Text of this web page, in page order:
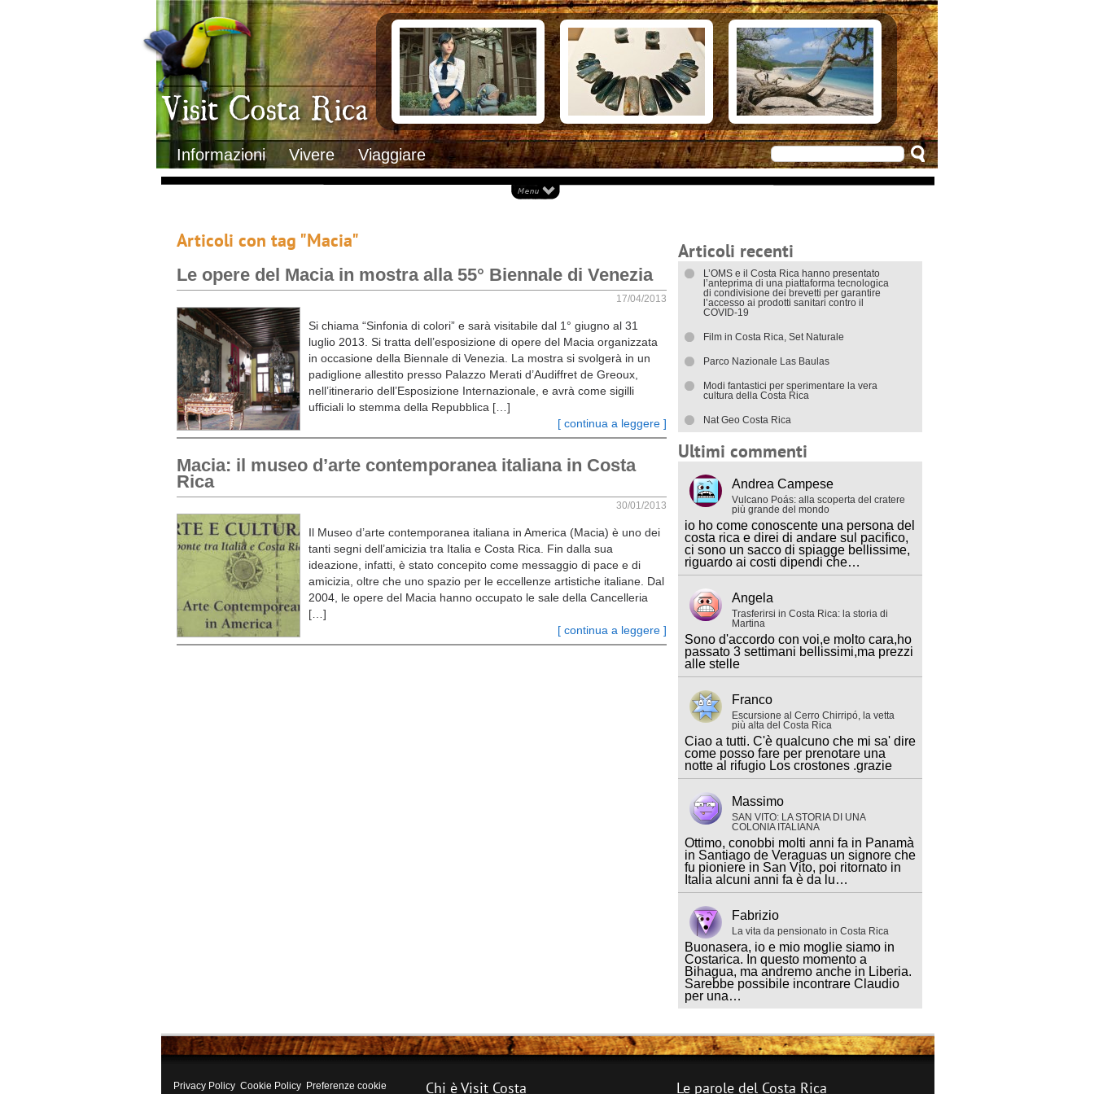
Visit Costa Rica
Informazioni Vivere Viaggiare
Clima
Geografia
Informazioni Geografiche
Letteratura e cultura
Gastronomia
Lo sapevi che
Musica
Natura
Storia
Trasporti Interni
Documenti necessari per trasferirsi
Italiani in Costa Rica
L’ambasciata italiana
Opportunità lavorative
Alloggiare in Costarica
Arrivare in Costarica
Cosa vedere
Attrazioni principali
Ecoturismo
Eventi e appuntamenti
Isole
Parchi Nazionali
Spiagge
Documenti di viaggio
I trasporti interni
Articoli con tag "Macia"
Le opere del Macia in mostra alla 55° Biennale di Venezia
17/04/2013
[ continua a leggere ]
Si chiama “Sinfonia di colori” e sarà visitabile dal 1° giugno al 31
luglio 2013. Si tratta dell’esposizione di opere del Macia organizzata
in occasione della Biennale di Venezia. La mostra si svolgerà in un
padiglione allestito presso Palazzo Merati d’Audiffret de Greoux,
nell’itinerario dell’Esposizione Internazionale, e avrà come sigilli
ufficiali lo stemma della Repubblica […]
Macia: il museo d’arte contemporanea italiana in Costa
Rica
30/01/2013
[ continua a leggere ]
Il Museo d’arte contemporanea italiana in America (Macia) è uno dei
tanti segni dell’amicizia tra Italia e Costa Rica. Fin dalla sua
ideazione, infatti, è stato concepito come messaggio di pace e di
amicizia, oltre che uno spazio per le eccellenze artistiche italiane. Dal
2004, le opere del Macia hanno occupato le sale della Cancelleria
[…]
Articoli recenti
L’OMS e il Costa Rica hanno presentato
l’anteprima di una piattaforma tecnologica
di condivisione dei brevetti per garantire
l’accesso ai prodotti sanitari contro il
COVID-19
Film in Costa Rica, Set Naturale
Parco Nazionale Las Baulas
Modi fantastici per sperimentare la vera
cultura della Costa Rica
Nat Geo Costa Rica
Ultimi commenti
Andrea Campese
Vulcano Poás: alla scoperta del cratere
più grande del mondo
io ho come conoscente una persona del
costa rica e direi di andare sul pacifico,
ci sono un sacco di spiagge bellissime,
riguardo ai costi dipendi che…
Angela
Trasferirsi in Costa Rica: la storia di
Martina
Sono d'accordo con voi,e molto cara,ho
passato 3 settimani bellissimi,ma prezzi
alle stelle
Franco
Escursione al Cerro Chirripó, la vetta
più alta del Costa Rica
Ciao a tutti. C'è qualcuno che mi sa' dire
come posso fare per prenotare una
notte al rifugio Los crostones .grazie
Massimo
SAN VITO: LA STORIA DI UNA
COLONIA ITALIANA
Ottimo, conobbi molti anni fa in Panamà
in Santiago de Veraguas un signore che
fu pioniere in San Vito, poi ritornato in
Italia alcuni anni fa è da lu…
Fabrizio
La vita da pensionato in Costa Rica
Buonasera, io e mio moglie siamo in
Costarica. In questo momento a
Bihagua, ma andremo anche in Liberia.
Sarebbe possibile incontrare Claudio
per una…
Privacy Policy Cookie Policy Preferenze cookie Chi è Visit Costa Le parole del Costa Rica